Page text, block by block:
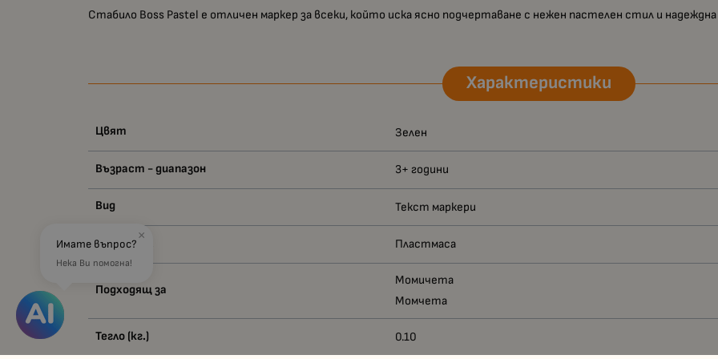
Стабило Boss Pastel е отличен маркер за всеки, който иска ясно подчертаване с нежен пастелен стил и
Характеристики
Цвят Зелен
Възраст - диапазон 3+ години
Вид Текст маркери
Материал Пластмаса
Подходящ за
Момичета
Момчета
Тегло (кг.) 0.10
×
Имате въпрос?
Нека Ви помогна!